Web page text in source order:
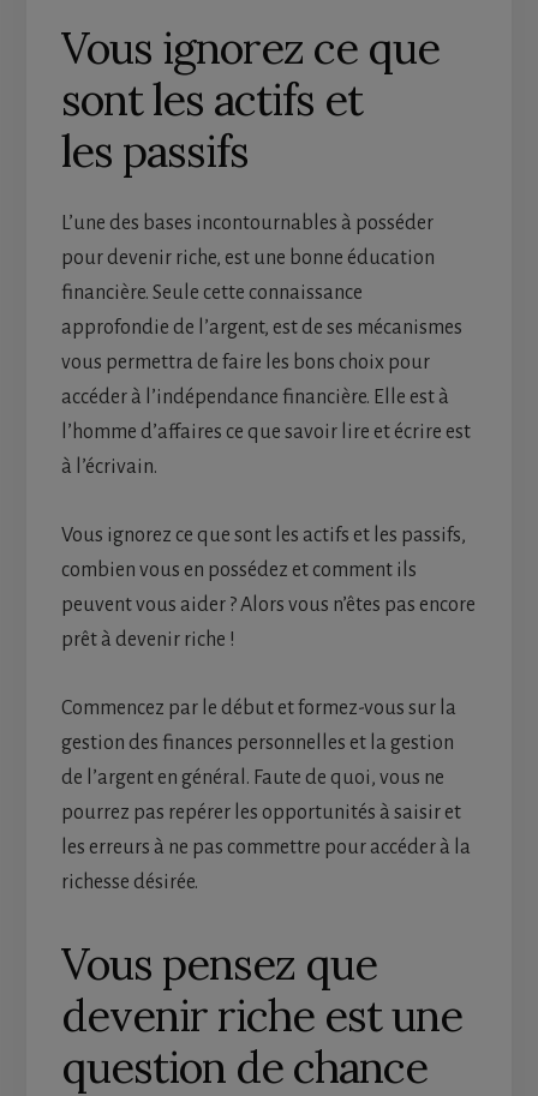
Vous ignorez ce que
sont les actifs et
les passifs
L’une des bases incontournables à posséder
pour devenir riche, est une bonne éducation
financière. Seule cette connaissance
approfondie de l’argent, est de ses mécanismes
vous permettra de faire les bons choix pour
accéder à l’indépendance financière. Elle est à
l’homme d’affaires ce que savoir lire et écrire est
à l’écrivain.
Vous ignorez ce que sont les actifs et les passifs,
combien vous en possédez et comment ils
peuvent vous aider ? Alors vous n’êtes pas encore
prêt à devenir riche !
Commencez par le début et formez-vous sur la
gestion des finances personnelles et la gestion
de l’argent en général. Faute de quoi, vous ne
pourrez pas repérer les opportunités à saisir et
les erreurs à ne pas commettre pour accéder à la
richesse désirée.
Vous pensez que
devenir riche est une
question de chance